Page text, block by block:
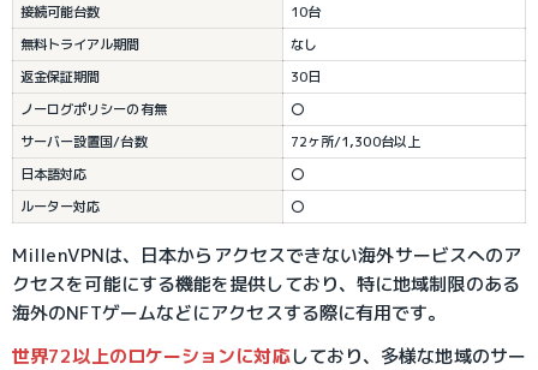
接続可能台数
10台
無料トライアル期間
なし
返金保証期間
30日
ノーログポリシーの有無
〇
サーバー設置国/台数
72ヶ所/1,300台以上
日本語対応
〇
ルーター対応
〇
MillenVPNは、日本からアクセスできない海外サービスへのア
クセスを可能にする機能を提供しており、特に地域制限のある
海外のNFTゲームなどにアクセスする際に有用です。
世界72以上のロケーションに対応しており、多様な地域のサー